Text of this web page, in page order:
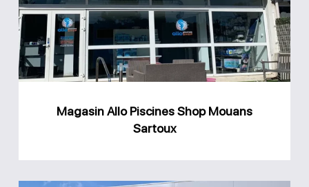
Shop
Mouans
Sartoux
Magasin Allo Piscines Shop Mouans
Sartoux